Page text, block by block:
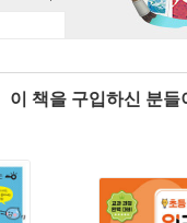
이 책을 구입하신 분